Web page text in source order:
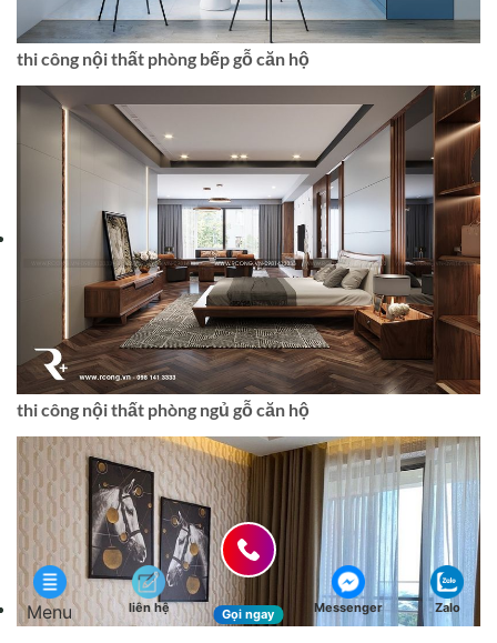
thi công nội thất phòng bếp gỗ căn hộ
thi công nội thất phòng ngủ gỗ căn hộ
Menu liên hệ Gọi ngay Messenger Zalo